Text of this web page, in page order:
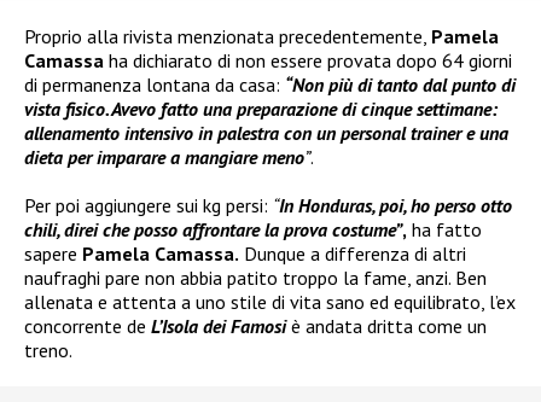
Proprio alla rivista menzionata precedentemente, Pamela
Camassa ha dichiarato di non essere provata dopo 64 giorni
di permanenza lontana da casa: “Non più di tanto dal punto di
vista fisico. Avevo fatto una preparazione di cinque settimane:
allenamento intensivo in palestra con un personal trainer e una
dieta per imparare a mangiare meno”.
Per poi aggiungere sui kg persi: “In Honduras, poi, ho perso otto
chili, direi che posso affrontare la prova costume”, ha fatto
sapere Pamela Camassa. Dunque a differenza di altri
naufraghi pare non abbia patito troppo la fame, anzi. Ben
allenata e attenta a uno stile di vita sano ed equilibrato, l’ex
concorrente de L’Isola dei Famosiè andata dritta come un
treno.